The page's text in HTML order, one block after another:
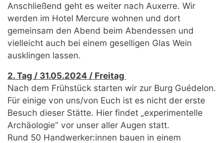
Anschließend geht es weiter nach Auxerre. Wir
werden im Hotel Mercure wohnen und dort
gemeinsam den Abend beim Abendessen und
vielleicht auch bei einem geselligen Glas Wein
ausklingen lassen.
2. Tag / 31.05.2024 / Freitag
Nach dem Frühstück starten wir zur Burg Guédelon.
Für einige von uns/von Euch ist es nicht der erste
Besuch dieser Stätte. Hier findet „experimentelle
Archäologie“ vor unser aller Augen statt.
Rund 50 Handwerker:innen bauen in einem